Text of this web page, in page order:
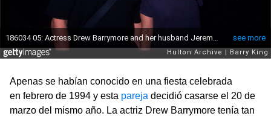
Apenas se habían conocido en una fiesta celebrada
en febrero de 1994 y esta pareja decidió casarse el 20 de
marzo del mismo año. La actriz Drew Barrymore tenía tan